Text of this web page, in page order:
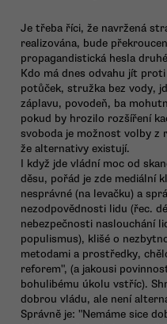
Je třeba říci, že navržená
realizována, bude
propagandistická hesla
Kdo má dnes odvahu jít
potůček, stružka bez vody,
záplavu, povodeň, ba
pokud by hrozilo rozšíření
svoboda je možnost volby z
že alternativy existují.
I když jde vládní moc od
děsu, pořád je zde mediální
nesprávné (na levačku) a
nezodpovědnosti lidu (řec.
nebezpečnosti naslouchání
populismus), klišé o
metodami a prostředky,
reforem", (a jakousi
bohulibému úkolu vstříc).
dobrou vládu, ale není
Správně je: "Nemáme sice